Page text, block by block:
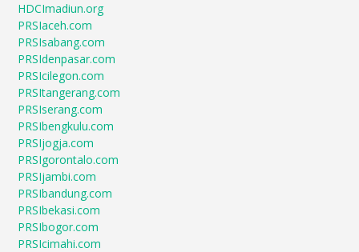
HDCImadiun.org
PRSIaceh.com
PRSIsabang.com
PRSIdenpasar.com
PRSIcilegon.com
PRSItangerang.com
PRSIserang.com
PRSIbengkulu.com
PRSIjogja.com
PRSIgorontalo.com
PRSIjambi.com
PRSIbandung.com
PRSIbekasi.com
PRSIbogor.com
PRSIcimahi.com